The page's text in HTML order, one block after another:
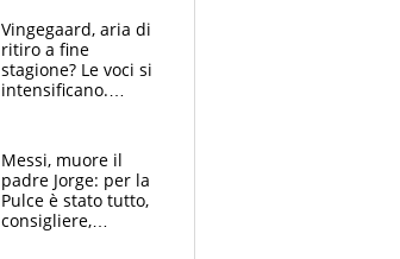
Vingegaard, aria di
ritiro a fine
stagione? Le voci si
intensificano.
vuole la Roubaix
Messi, muore il
padre Jorge: per la
Pulce è stato tutto,
consigliere,